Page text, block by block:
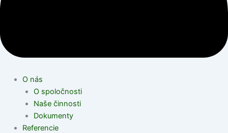
O nás
O spoločnosti
Naše činnosti
Dokumenty
Referencie